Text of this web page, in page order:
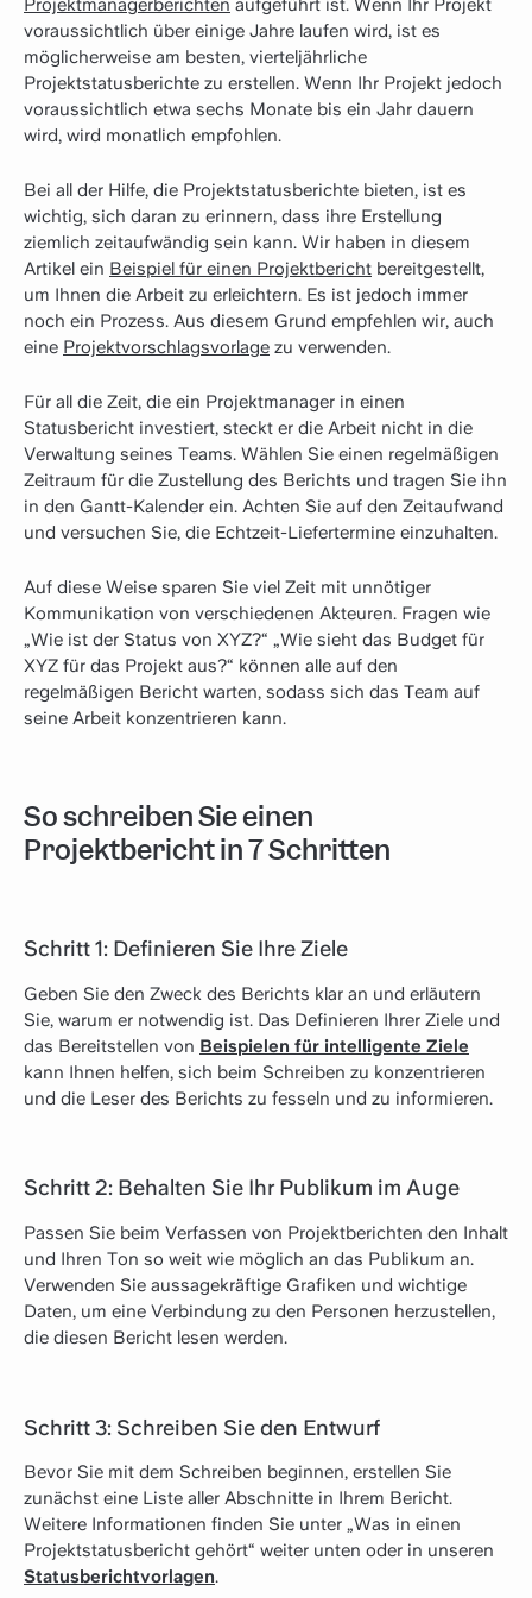
Projektmanagerberichten aufgeführt ist. Wenn Ihr Projekt
voraussichtlich über einige Jahre laufen wird, ist es
möglicherweise am besten, vierteljährliche
Projektstatusberichte zu erstellen. Wenn Ihr Projekt jedoch
voraussichtlich etwa sechs Monate bis ein Jahr dauern
wird, wird monatlich empfohlen.
Bei all der Hilfe, die Projektstatusberichte bieten, ist es
wichtig, sich daran zu erinnern, dass ihre Erstellung
ziemlich zeitaufwändig sein kann. Wir haben in diesem
Artikel ein Beispiel für einen Projektbericht bereitgestellt,
um Ihnen die Arbeit zu erleichtern. Es ist jedoch immer
noch ein Prozess. Aus diesem Grund empfehlen wir, auch
eine Projektvorschlagsvorlage zu verwenden.
Für all die Zeit, die ein Projektmanager in einen
Statusbericht investiert, steckt er die Arbeit nicht in die
Verwaltung seines Teams. Wählen Sie einen regelmäßigen
Zeitraum für die Zustellung des Berichts und tragen Sie ihn
in den Gantt-Kalender ein. Achten Sie auf den Zeitaufwand
und versuchen Sie, die Echtzeit-Liefertermine einzuhalten.
Auf diese Weise sparen Sie viel Zeit mit unnötiger
Kommunikation von verschiedenen Akteuren. Fragen wie
„Wie ist der Status von XYZ?“ „Wie sieht das Budget für
XYZ für das Projekt aus?“ können alle auf den
regelmäßigen Bericht warten, sodass sich das Team auf
seine Arbeit konzentrieren kann.
So schreiben Sie einen
Projektbericht in 7 Schritten
Schritt 1: Definieren Sie Ihre Ziele
Geben Sie den Zweck des Berichts klar an und erläutern
Sie, warum er notwendig ist. Das Definieren Ihrer Ziele und
das Bereitstellen von Beispielen für intelligente Ziele
kann Ihnen helfen, sich beim Schreiben zu konzentrieren
und die Leser des Berichts zu fesseln und zu informieren.
Schritt 2: Behalten Sie Ihr Publikum im Auge
Passen Sie beim Verfassen von Projektberichten den Inhalt
und Ihren Ton so weit wie möglich an das Publikum an.
Verwenden Sie aussagekräftige Grafiken und wichtige
Daten, um eine Verbindung zu den Personen herzustellen,
die diesen Bericht lesen werden.
Schritt 3: Schreiben Sie den Entwurf
Bevor Sie mit dem Schreiben beginnen, erstellen Sie
zunächst eine Liste aller Abschnitte in Ihrem Bericht.
Weitere Informationen finden Sie unter „Was in einen
Projektstatusbericht gehört“ weiter unten oder in unseren
Statusberichtvorlagen.